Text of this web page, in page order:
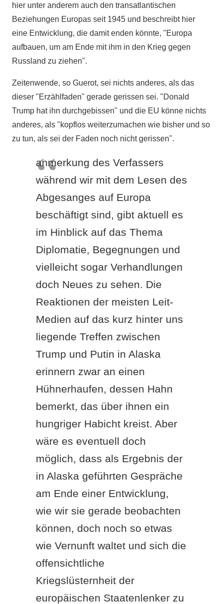
hier unter anderem auch den transatlantischen
Beziehungen Europas seit 1945 und beschreibt hier
eine Entwicklung, die damit enden könnte, "Europa
aufbauen, um am Ende mit ihm in den Krieg gegen
Russland zu ziehen".
Zeitenwende, so Guerot, sei nichts anderes, als das
dieser "Erzählfaden" gerade gerissen sei. "Donald
Trump hat ihn durchgebissen" und die EU könne nichts
anderes, als "kopflos weiterzumachen wie bisher und so
zu tun, als sei der Faden noch nicht gerissen".
anmerkung des Verfassers
während wir mit dem Lesen des
Abgesanges auf Europa
beschäftigt sind, gibt aktuell es
im Hinblick auf das Thema
Diplomatie, Begegnungen und
vielleicht sogar Verhandlungen
doch Neues zu sehen. Die
Reaktionen der meisten Leit-
Medien auf das kurz hinter uns
liegende Treffen zwischen
Trump und Putin in Alaska
erinnern zwar an einen
Hühnerhaufen, dessen Hahn
bemerkt, das über ihnen ein
hungriger Habicht kreist. Aber
wäre es eventuell doch
möglich, dass als Ergebnis der
in Alaska geführten Gespräche
am Ende einer Entwicklung,
wie wir sie gerade beobachten
können, doch noch so etwas
wie Vernunft waltet und sich die
offensichtliche
Kriegslüsternheit der
europäischen Staatenlenker zu